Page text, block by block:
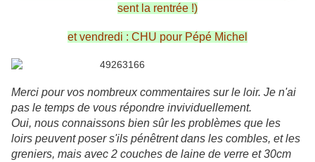
sent la rentrée !)
et vendredi : CHU pour Pépé Michel
Merci pour vos nombreux commentaires sur le loir. Je n'ai
pas le temps de vous répondre invividuellement.
Oui, nous connaissons bien sûr les problèmes que les
loirs peuvent poser s'ils pénêtrent dans les combles, et les
greniers, mais avec 2 couches de laine de verre et 30cm